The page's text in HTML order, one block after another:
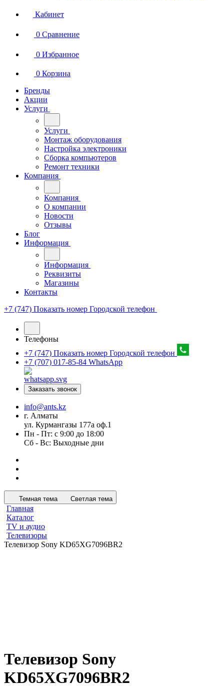
Кабинет
0 Сравнение
0 Избранное
0 Корзина
Бренды
Акции
Услуги
Услуги
Монтаж оборудования
Настройка электроники
Сборка компьютеров
Ремонт техники
Компания
Компания
О компании
Новости
Отзывы
Блог
Информация
Информация
Реквизиты
Магазины
Контакты
+7 (747) Показать номер Городской телефон
Телефоны
+7 (747) Показать номер Городской телефон
+7 (707) 017-85-84 WhatsApp
Заказать звонок
info@ants.kz
г. Алматы
ул. Курмангазы 177а оф.1
Пн - Пт: с 9:00 до 18:00
Сб - Вс: Выходные дни
Темная тема Светлая тема
Главная
Каталог
TV и аудио
Телевизоры
Телевизор Sony KD65XG7096BR2
Телевизор Sony
KD65XG7096BR2